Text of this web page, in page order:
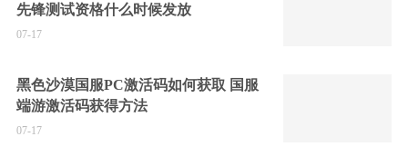
先锋测试资格什么时候发放
07-17
黑色沙漠国服PC激活码如何获取 国服
端游激活码获得方法
07-17